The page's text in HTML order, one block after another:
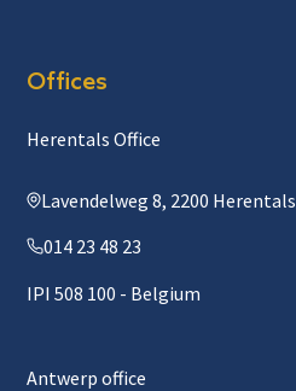
Offices
Herentals Office
Lavendelweg 8, 2200 Herentals
014 23 48 23
IPI 508 100 - Belgium
Antwerp office